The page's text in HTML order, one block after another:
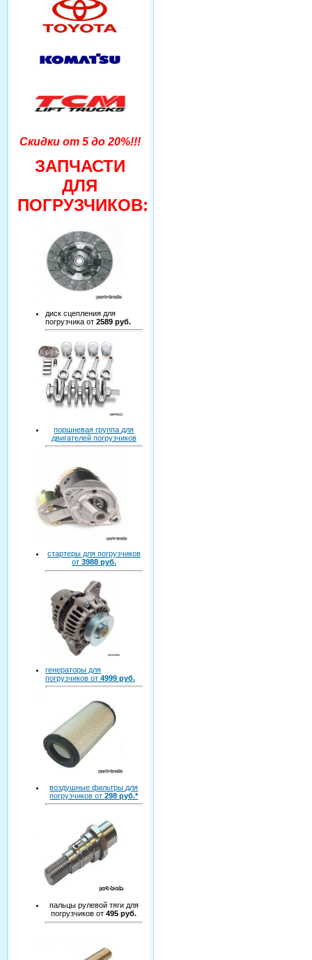
Скидки от 5 до 20%!!!
ЗАПЧАСТИ
ДЛЯ
ПОГРУЗЧИКОВ:
диск сцепления для
погрузчика от 2589 руб.
поршневая группа для
двигателей погрузчиков
стартеры для погрузчиков
от 3988 руб.
генераторы для
погрузчиков от 4999 руб.
воздушные фильтры для
погрузчиков от298 руб.*
пальцы рулевой тяги для
погрузчиков от495 руб.